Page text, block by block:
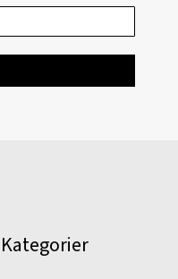
Kategorier